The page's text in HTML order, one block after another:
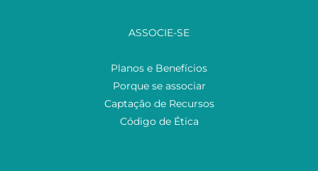
ASSOCIE-SE
Planos e Benefícios
Porque se associar
Captação de Recursos
Código de Ética